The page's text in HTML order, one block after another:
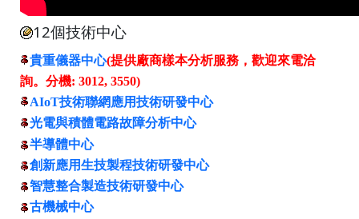
12個技術中心
貴重儀器中心(提供廠商樣本分析服務，歡迎來電洽
詢。分機: 3012, 3550)
AIoT技術聯網應用技術研發中心
光電與積體電路故障分析中心
半導體中心
創新應用生技製程技術研發中心
智慧整合製造技術研發中心
古機械中心